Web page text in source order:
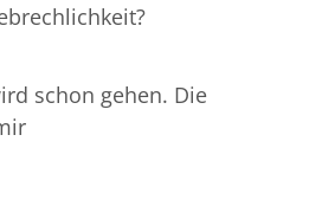
schon gehen. Die